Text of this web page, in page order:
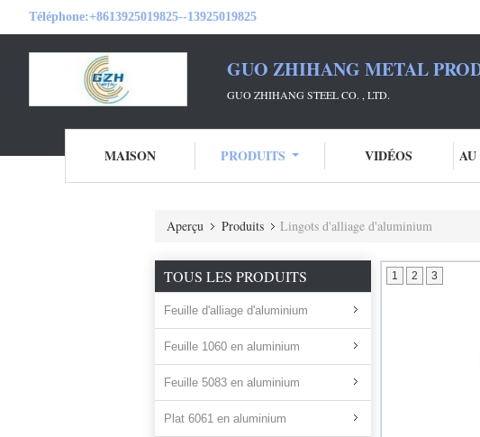
Téléphone:+8613925019825--13925019825
GUO ZHIHANG METAL
GUO ZHIHANG STEEL CO. , LTD.
MAISON PRODUITS VIDÉOS AU
Aperçu Produits Lingots d'alliage d'aluminium
TOUS LES PRODUITS
Feuille d'alliage d'aluminium
Feuille 1060 en aluminium
Feuille 5083 en aluminium
Plat 6061 en aluminium
1 2 3